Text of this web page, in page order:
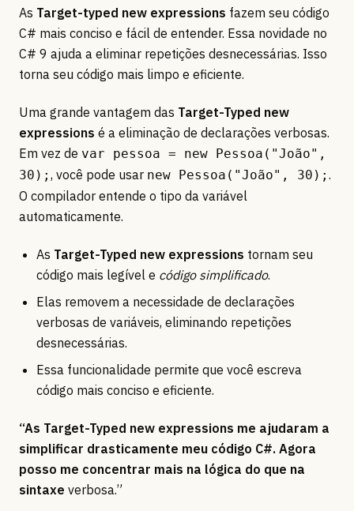
As Target-typed new expressions fazem seu código
C# mais conciso e fácil de entender. Essa novidade no
C# 9 ajuda a eliminar repetições desnecessárias. Isso
torna seu código mais limpo e eficiente.
Uma grande vantagem das Target-Typed new
expressions é a eliminação de declarações verbosas.
Em vez de var pessoa = new Pessoa("João",
30); , você pode usar new Pessoa("João", 30); .
O compilador entende o tipo da variável
automaticamente.
As Target-Typed new expressions tornam seu
código mais legível e código simplificado.
Elas removem a necessidade de declarações
verbosas de variáveis, eliminando repetições
desnecessárias.
Essa funcionalidade permite que você escreva
código mais conciso e eficiente.
“As Target-Typed new expressions me ajudaram a
simplificar drasticamente meu código C#. Agora
posso me concentrar mais na lógica do que na
sintaxe verbosa.”